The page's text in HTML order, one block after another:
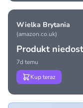
Wielka Brytania
(amazon.co.uk)
Produkt
7d temu
Kup teraz